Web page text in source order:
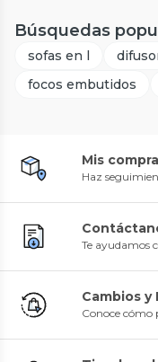
Búsquedas
sofas en l
focos embutidos
Mis
Haz
Te ayudamos
Cambios
Conoce cómo